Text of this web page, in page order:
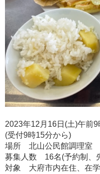
2023年12月16日(土)午前
(受付9時15分から)
場所 北山公民館調理室
募集人数 16名(予約制、
対象 大府市内在住、在